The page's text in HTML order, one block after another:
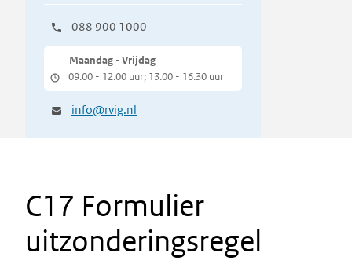
088 900 1000
Maandag - Vrijdag
09.00 - 12.00 uur; 13.00 - 16.30 uur
info@rvig.nl
C17 Formulier
uitzonderingsregel